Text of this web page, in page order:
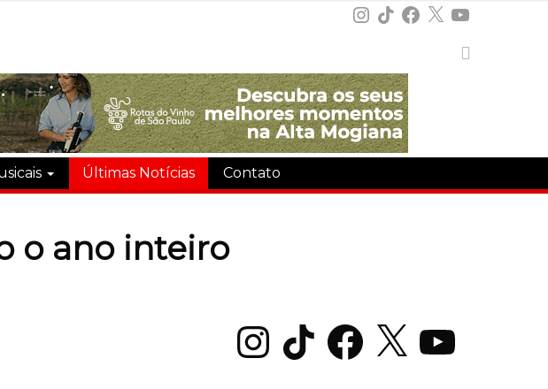
Instagram
TikTokFacebook
X YouTube
Últimas Notícias Contato
o ano inteiro
InstagramTikTok Facebook
X YouTube